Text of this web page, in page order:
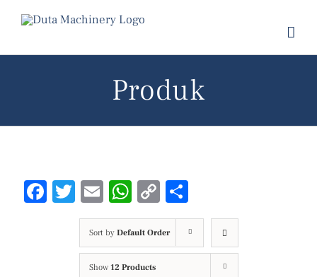
Skip
content
Produk
Facebook
Twitter
EmailWhatsApp
Copy
Link
Sort by Default Order
Show 12 Products